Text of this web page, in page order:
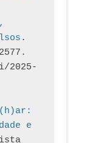
2025-
e